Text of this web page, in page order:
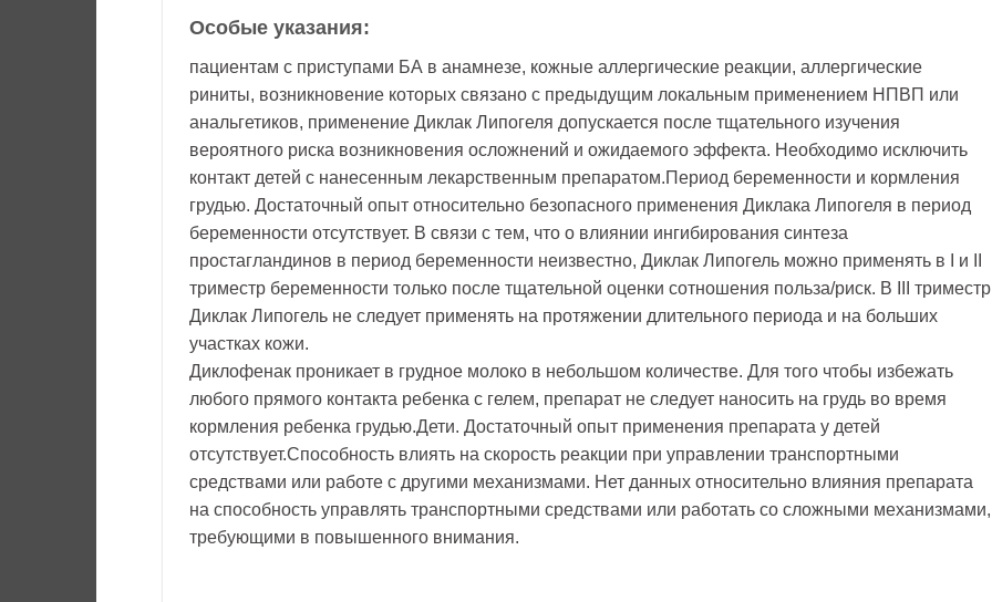
Особые указания:
пациентам с приступами БА в анамнезе, кожные аллергические реакции, аллергические
риниты, возникновение которых связано с предыдущим локальным применением НПВП или
анальгетиков, применение Диклак Липогеля допускается после тщательного изучения
вероятного риска возникновения осложнений и ожидаемого эффекта. Необходимо исключить
контакт детей с нанесенным лекарственным препаратом.Период беременности и кормления
грудью. Достаточный опыт относительно безопасного применения Диклака Липогеля в период
беременности отсутствует. В связи с тем, что о влиянии ингибирования синтеза
простагландинов в период беременности неизвестно, Диклак Липогель можно применять в I и II
триместр беременности только после тщательной оценки сотношения польза/риск. В III триместр
Диклак Липогель не следует применять на протяжении длительного периода и на больших
участках кожи.
Диклофенак проникает в грудное молоко в небольшом количестве. Для того чтобы избежать
любого прямого контакта ребенка с гелем, препарат не следует наносить на грудь во время
кормления ребенка грудью.Дети. Достаточный опыт применения препарата у детей
отсутствует.Способность влиять на скорость реакции при управлении транспортными
средствами или работе с другими механизмами. Нет данных относительно влияния препарата
на способность управлять транспортными средствами или работать со сложными механизмами,
требующими в повышенного внимания.